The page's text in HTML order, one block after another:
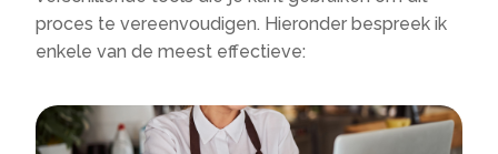
proces te vereenvoudigen.​ Hieronder bespreek ik
enkele van de meest effectieve: